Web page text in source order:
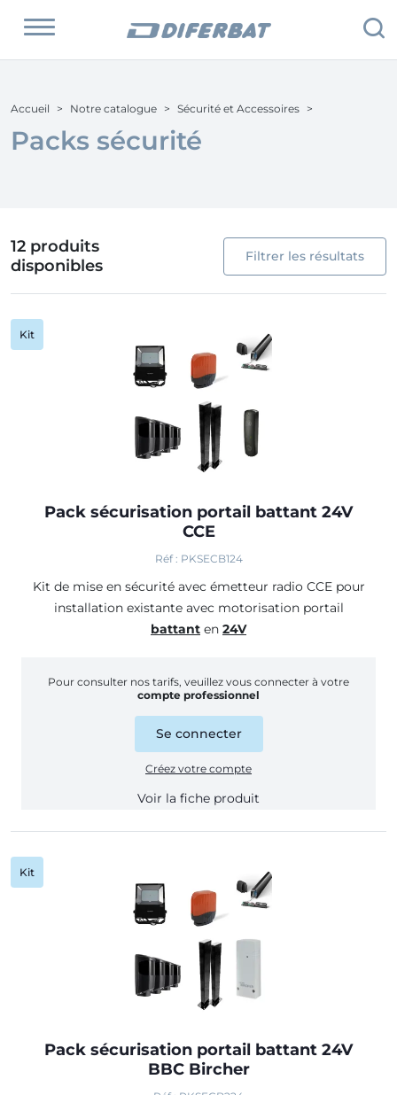
Accueil Notre catalogue Sécurité et Accessoires
Packs sécurité
12 produits
disponibles
Filtrer les résultats
Kit
Pack sécurisation portail battant 24V
CCE
Réf : PKSECB124
Kit de mise en sécurité avec émetteur radio CCE pour
installation existante avec motorisation portail
battant en 24V
Pour consulter nos tarifs, veuillez vous connecter à votre
compte professionnel
Se connecter
Créez votre compte
Voir la fiche produit
Kit
Pack sécurisation portail battant 24V
BBC Bircher